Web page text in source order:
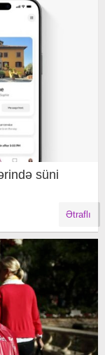
süni
Ətraflı